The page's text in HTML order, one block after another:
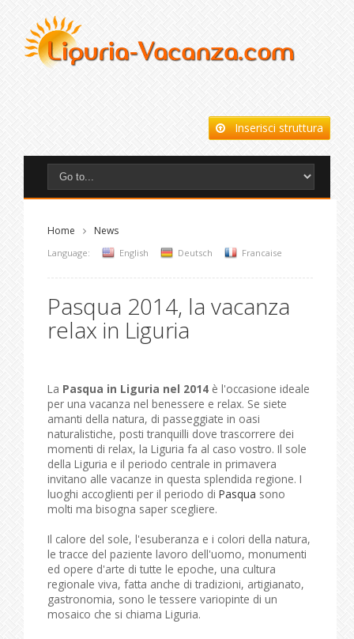
Inserisci struttura
Home News
Language: English Deutsch Francaise
Pasqua 2014, la vacanza
relax in Liguria
La Pasqua in Liguria nel 2014 è l'occasione ideale
per una vacanza nel benessere e relax. Se siete
amanti della natura, di passeggiate in oasi
naturalistiche, posti tranquilli dove trascorrere dei
momenti di relax, la Liguria fa al caso vostro. Il sole
della Liguria e il periodo centrale in primavera
invitano alle vacanze in questa splendida regione. I
luoghi accoglienti per il periodo di Pasqua sono
molti ma bisogna saper scegliere.
Il calore del sole, l'esuberanza e i colori della natura,
le tracce del paziente lavoro dell'uomo, monumenti
ed opere d'arte di tutte le epoche, una cultura
regionale viva, fatta anche di tradizioni, artigianato,
gastronomia, sono le tessere variopinte di un
mosaico che si chiama Liguria.